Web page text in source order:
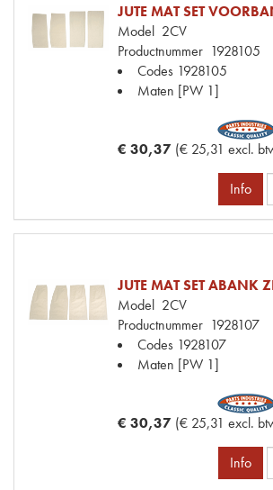
JUTE MAT SET
Model 2CV
Productnummer 1928105
Codes 1928105
Maten [PW 1]
€ 30,37 (€ 25,31 excl.
Info
JUTE MAT SET ABANK
Model 2CV
Productnummer 1928107
Codes 1928107
Maten [PW 1]
€ 30,37 (€ 25,31 excl.
Info